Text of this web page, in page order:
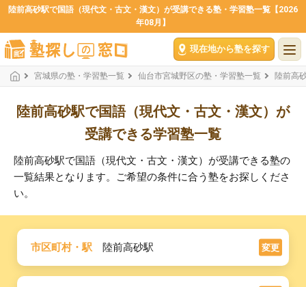
陸前高砂駅で国語（現代文・古文・漢文）が受講できる塾・学習塾一覧【2026
年08月】
現在地から塾を探す
宮城県の塾・学習塾一覧 仙台市宮城野区の塾・学習塾一覧 陸前高
陸前高砂駅で国語（現代文・古文・漢文）が
受講できる学習塾一覧
陸前高砂駅で国語（現代文・古文・漢文）が受講できる塾の
一覧結果となります。ご希望の条件に合う塾をお探しくださ
い。
市区町村・駅 陸前高砂駅 変更